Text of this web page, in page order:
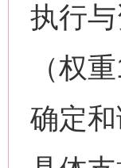
执行
（权
确定